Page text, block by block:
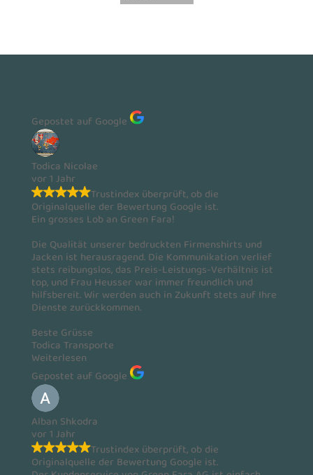
Gepostet auf Google
Todica Nicolae
vor 1 Jahr
Trustindex überprüft, ob die
Originalquelle der Bewertung Google ist.
Ein grosses Lob an Green Fara!
Die Qualität unserer bedruckten Firmenshirts und
Jacken ist herausragend. Die Kommunikation verlief
stets reibungslos, das Preis-Leistungs-Verhältnis ist
top, und Frau Heusser war immer freundlich und
hilfsbereit. Wir werden auch in Zukunft stets auf Ihre
Dienste zurückkommen.
Beste Grüsse
Todica Transporte
Weiterlesen
Gepostet auf Google
Alban Shkodra
vor 1 Jahr
Trustindex überprüft, ob die
Originalquelle der Bewertung Google ist.